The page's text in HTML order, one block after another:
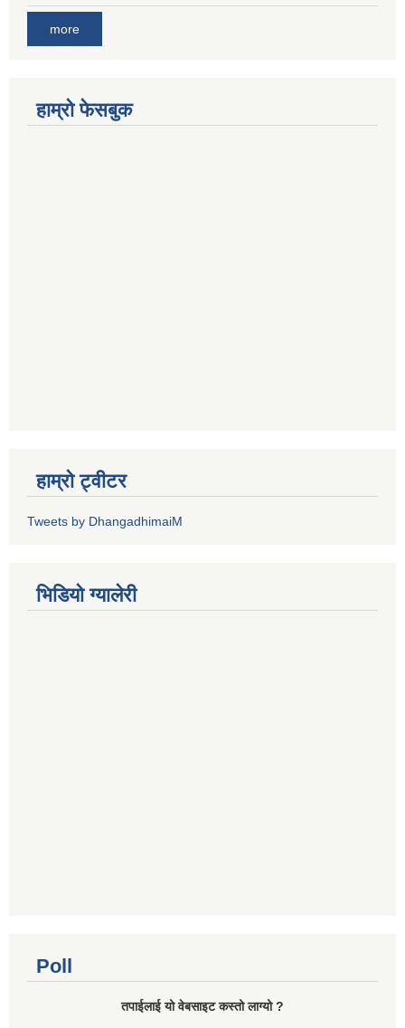
more
हाम्रो फेसबुक
हाम्रो ट्वीटर
Tweets by DhangadhimaiM
भिडियाे ग्यालेरी
Poll
तपाई‌लाई यो वेबसाइट कस्तो लाग्यो ?